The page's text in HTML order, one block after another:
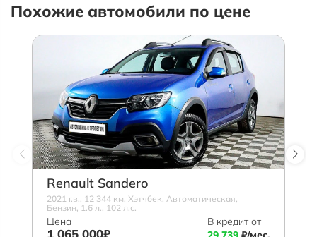
Похожие автомобили по цене
Renault Sandero
2021 г.в., 12 344 км, Хэтчбек, Автоматическая,
Бензин, 1.6 л., 102 л.с.
Цена
1 065 000₽
В кредит от